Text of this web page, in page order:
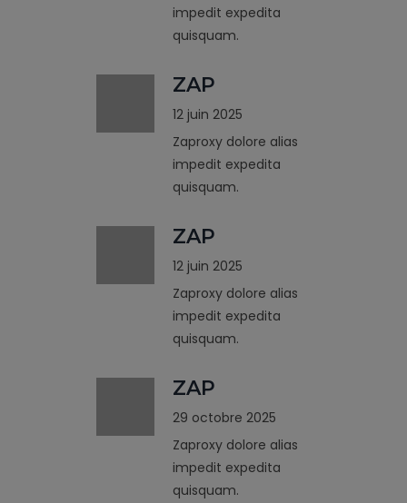
impedit expedita
quisquam.
ZAP
12 juin 2025
Zaproxy dolore alias
impedit expedita
quisquam.
ZAP
12 juin 2025
Zaproxy dolore alias
impedit expedita
quisquam.
ZAP
29 octobre 2025
Zaproxy dolore alias
impedit expedita
quisquam.